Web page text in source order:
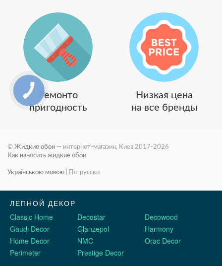
Ремонто
пригодность
Низкая цена
на все бренды
© Жидкие обои — интернет-магазин, Киев 2017-2026
Как наносить жидкие обои
Українською мовою По-русски
ЛЕПНОЙ ДЕКОР
Classic Home
Decostar
Decowood
Gaudi Decor
Glanzepol
Harmony
Home Decor
NMC
Orac Decor
Perimeter
Prestige Decor